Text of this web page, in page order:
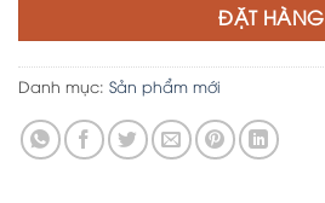
ĐẶT HÀNG
Danh mục: Sản phẩm mới